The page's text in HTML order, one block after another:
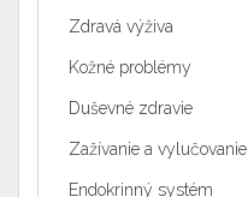
Zdravá výživa
Kožné problémy
Duševné zdravie
Zažívanie a vylučovanie
Endokrinný systém